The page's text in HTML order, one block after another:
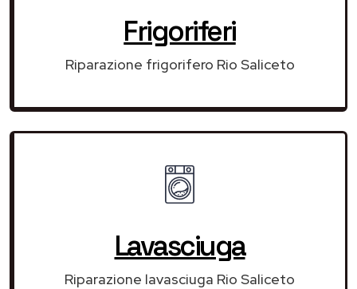
Frigoriferi
Riparazione frigorifero Rio Saliceto
Lavasciuga
Riparazione lavasciuga Rio Saliceto